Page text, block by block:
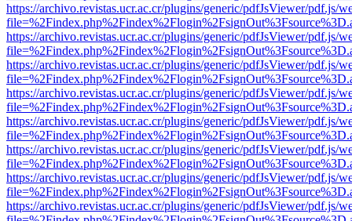
https://archivo.revistas.ucr.ac.cr/plugins/generic/pdfJsViewer/pdf.js/
https://archivo.revistas.ucr.ac.cr/plugins/generic/pdfJsViewer/pdf.js/
https://archivo.revistas.ucr.ac.cr/plugins/generic/pdfJsViewer/pdf.js/
https://archivo.revistas.ucr.ac.cr/plugins/generic/pdfJsViewer/pdf.js/
https://archivo.revistas.ucr.ac.cr/plugins/generic/pdfJsViewer/pdf.js/
https://archivo.revistas.ucr.ac.cr/plugins/generic/pdfJsViewer/pdf.js/
https://archivo.revistas.ucr.ac.cr/plugins/generic/pdfJsViewer/pdf.js/
https://archivo.revistas.ucr.ac.cr/plugins/generic/pdfJsViewer/pdf.js/